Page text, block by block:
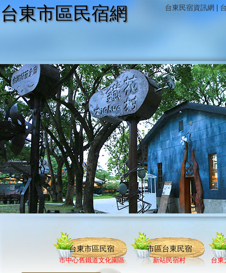
台東市區民宿網 台東民宿資訊網 |
台東市區民宿
市中心舊鐵道文化園區
市區台東民宿
新站民宿村 台東